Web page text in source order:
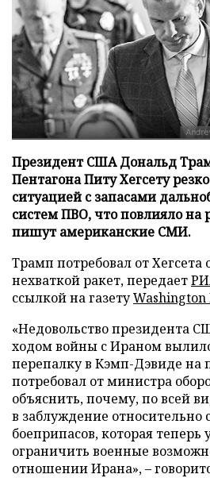
Президент США Дональд
Пентагона Питу Хегсету
ситуацией с запасами
систем ПВО, что повлияло
пишут американские СМИ.
Трамп потребовал от Хегсета
нехваткой ракет, передает
ссылкой на газетуWashington
«Недовольство президента
ходом войны с Ираном
перепалку в Кэмп-Дэвиде на
потребовал от министра
объяснить, почему, по всей
в заблуждение относительно
боеприпасов, которая теперь
ограничить военные
отношении Ирана», –